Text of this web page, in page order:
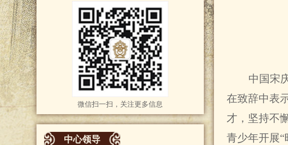
微信扫一扫，关注更多信息
中心领导
中国宋
在致辞中表
才，坚持不
青少年开展